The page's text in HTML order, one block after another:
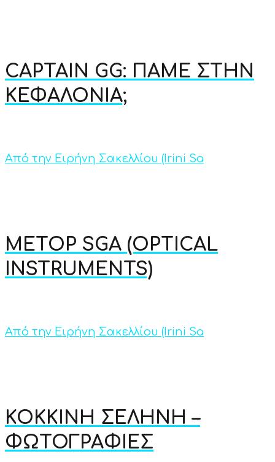
CAPTAIN GG: ΠΑΜΕ ΣΤΗΝ
ΚΕΦΑΛΟΝΙΑ;
Από την Ειρήνη Σακελλίου (Irini Sa
METOP SGA (OPTICAL
INSTRUMENTS)
Από την Ειρήνη Σακελλίου (Irini Sa
ΚΟΚΚΙΝΗ ΣΕΛΗΝΗ –
ΦΩΤΟΓΡΑΦΙΕΣ